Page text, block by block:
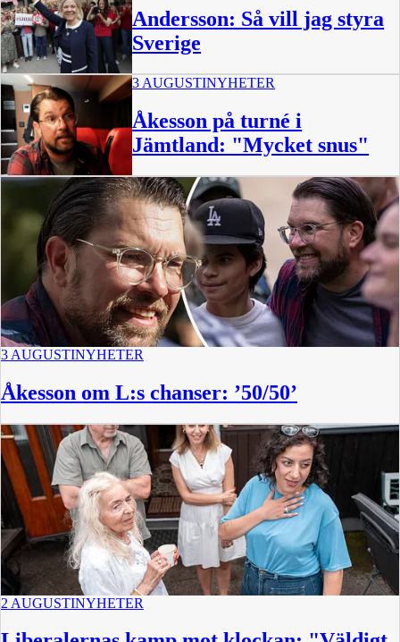
Andersson: Så vill jag styra
Sverige
1:24
3 AUGUSTINYHETER
Åkesson på turné i
Jämtland: "Mycket snus"
3 AUGUSTINYHETER
Åkesson om L:s chanser: ’50/50’
2 AUGUSTINYHETER